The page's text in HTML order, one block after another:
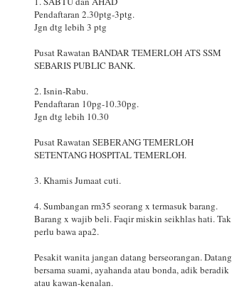
Pendaftaran 2.30ptg-3ptg.
Jgn dtg lebih 3 ptg
Pusat Rawatan BANDAR TEMERLOH ATS SSM
SEBARIS PUBLIC BANK.
2. Isnin-Rabu.
Pendaftaran 10pg-10.30pg.
Jgn dtg lebih 10.30
Pusat Rawatan SEBERANG TEMERLOH
SETENTANG HOSPITAL TEMERLOH.
3. Khamis Jumaat cuti.
4. Sumbangan rm35 seorang x termasuk barang.
Barang x wajib beli. Faqir miskin seikhlas hati. Tak
perlu bawa apa2.
Pesakit wanita jangan datang berseorangan. Datang
bersama suami, ayahanda atau bonda, adik beradik
atau kawan-kenalan.